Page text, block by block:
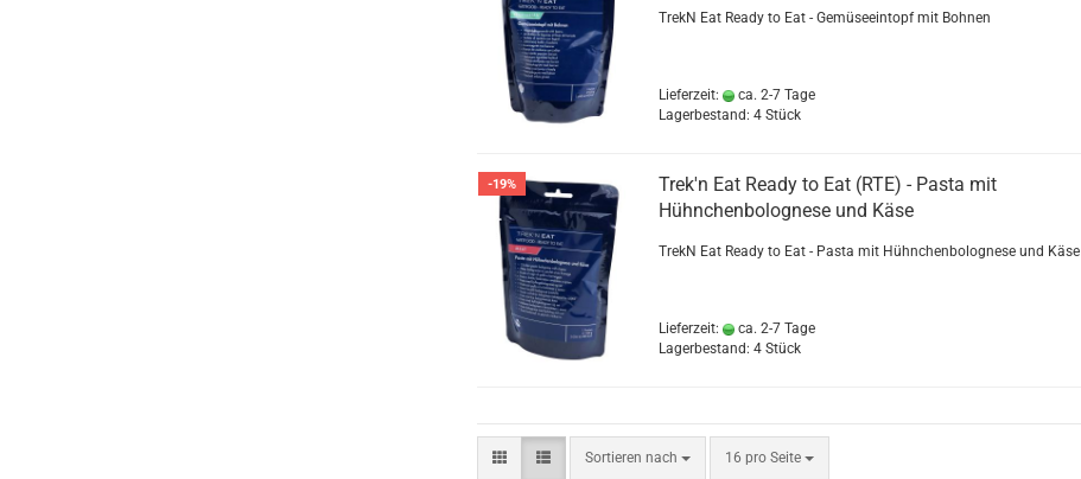
TrekN Eat Ready to Eat - Gemüseeintopf mit Bohnen
Lieferzeit:
ca. 2-7 Tage
Lagerbestand: 4 Stück
-19%
Trek'n Eat Ready to Eat (RTE) - Pasta mit
Hühnchenbolognese und Käse
TrekN Eat Ready to Eat - Pasta mit Hühnchenbolognese und Käse
Lieferzeit:
ca. 2-7 Tage
Lagerbestand: 4 Stück
Sortieren nach
Sortieren nach 16 pro Seite
pro Seite